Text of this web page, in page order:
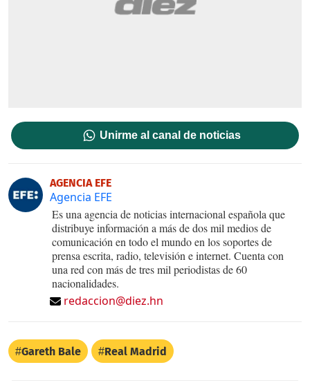
Unirme al canal de noticias
AGENCIA EFE
Agencia EFE
Es una agencia de noticias internacional española que
distribuye información a más de dos mil medios de
comunicación en todo el mundo en los soportes de
prensa escrita, radio, televisión e internet. Cuenta con
una red con más de tres mil periodistas de 60
nacionalidades.
redaccion@diez.hn
Gareth Bale Real Madrid